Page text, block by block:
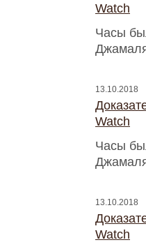
Watch
Часы
13.10.2018
Watch
Часы
13.10.2018
Watch